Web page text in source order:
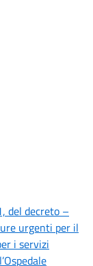
del decreto –
urgenti per il
i servizi